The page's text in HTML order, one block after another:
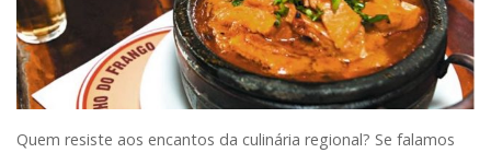
Quem resiste aos encantos da culinária regional? Se falamos